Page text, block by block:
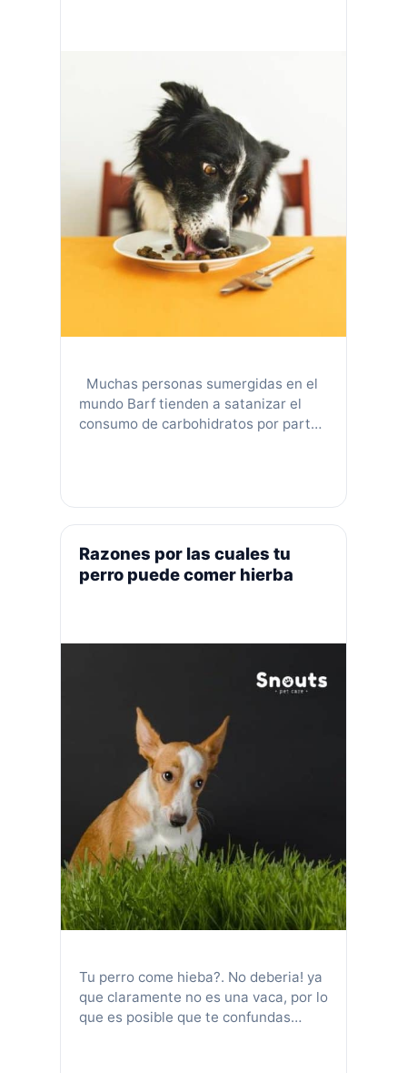
un trastorno en el que el páncreas no
produce enzimas digestivas; la
comida que se ingiere no
se descompone ni se absorben los nu
trientes (el perro se muere de hambr
e) No alimentar al perro …Leer más
Muchas personas sumergidas en el
mundo Barf tienden a satanizar el
consumo de carbohidratos por parte
de los dos puntos esta bien o mal?
Iniciaremos hablando sobre la
Amilasa, enzima encargada de
degradar los carbohidratos para que
se …Leer más
Razones por las cuales tu
perro puede comer hierba
Tu perro come hieba?. No deberia! ya
que claramente no es una vaca, por lo
que es posible que te confundas